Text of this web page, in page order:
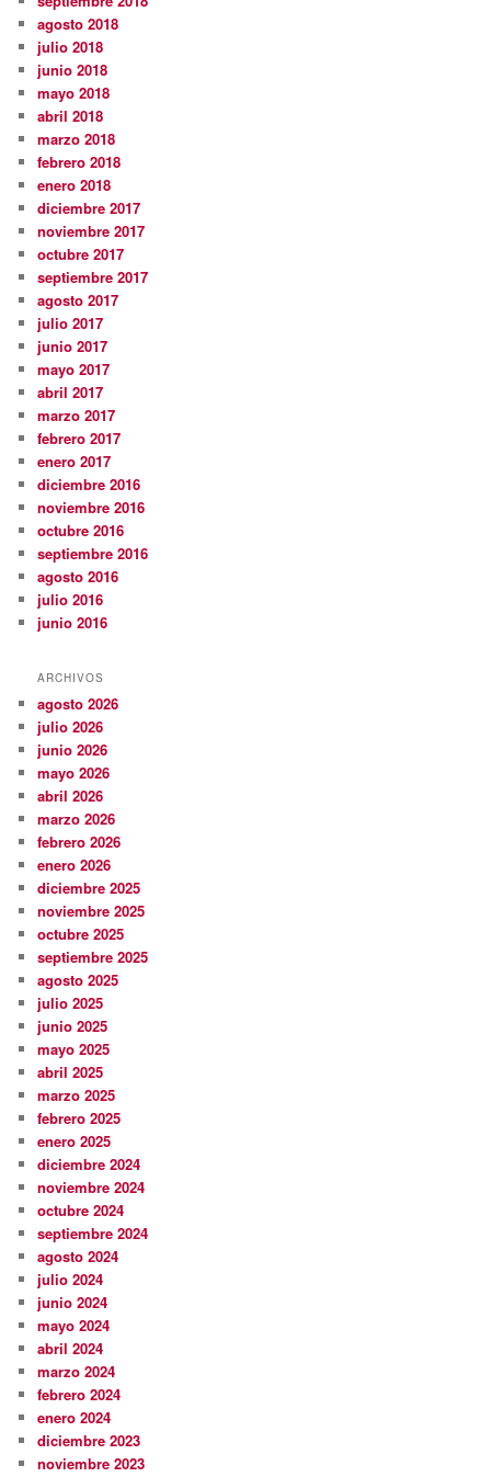
agosto 2018
julio 2018
junio 2018
mayo 2018
abril 2018
marzo 2018
febrero 2018
enero 2018
diciembre 2017
noviembre 2017
octubre 2017
septiembre 2017
agosto 2017
julio 2017
junio 2017
mayo 2017
abril 2017
marzo 2017
febrero 2017
enero 2017
diciembre 2016
noviembre 2016
octubre 2016
septiembre 2016
agosto 2016
julio 2016
junio 2016
ARCHIVOS
agosto 2026
julio 2026
junio 2026
mayo 2026
abril 2026
marzo 2026
febrero 2026
enero 2026
diciembre 2025
noviembre 2025
octubre 2025
septiembre 2025
agosto 2025
julio 2025
junio 2025
mayo 2025
abril 2025
marzo 2025
febrero 2025
enero 2025
diciembre 2024
noviembre 2024
octubre 2024
septiembre 2024
agosto 2024
julio 2024
junio 2024
mayo 2024
abril 2024
marzo 2024
febrero 2024
enero 2024
diciembre 2023
noviembre 2023